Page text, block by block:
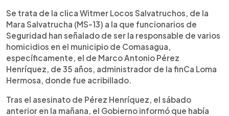
Se trata de la clica Witmer Locos Salvatruchos, de la
Mara Salvatrucha (MS-13) a la que funcionarios de
Seguridad han señalado de ser la responsable de varios
homicidios en el municipio de Comasagua,
específicamente, el de Marco Antonio Pérez
Henríquez, de 35 años, administrador de la finCa Loma
Hermosa, donde fue acribillado.
Tras el asesinato de Pérez Henríquez, el sábado
anterior en la mañana, el Gobierno informó que había